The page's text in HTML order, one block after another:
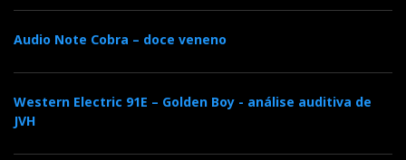
Nagra Pre HD, luxo suiço
Audio Note Cobra – doce veneno
Western Electric 91E – Golden Boy - análise auditiva de
JVH